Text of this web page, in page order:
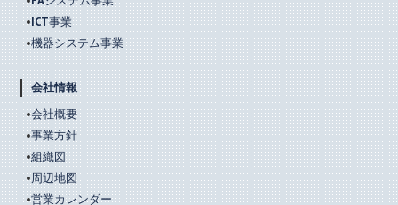
ICT事業
機器システム事業
会社情報
会社概要
事業方針
組織図
周辺地図
営業カレンダー